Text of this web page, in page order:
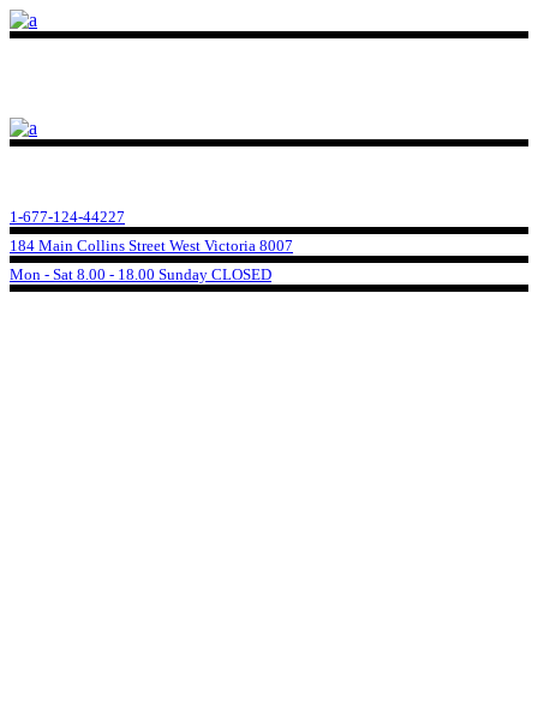
1-677-124-44227
184 Main Collins Street West Victoria 8007
Mon - Sat 8.00 - 18.00 Sunday CLOSED